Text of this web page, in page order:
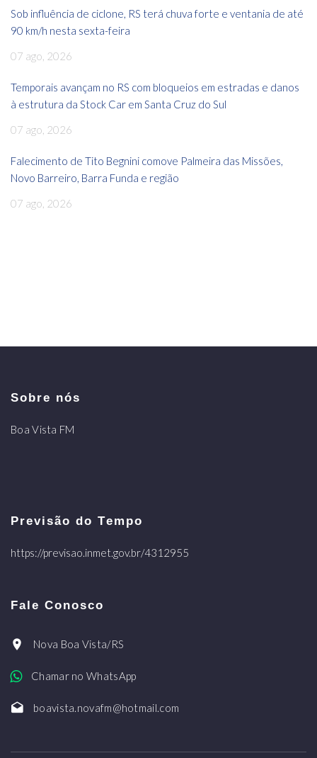
Sob influência de ciclone, RS terá chuva forte e ventania de até
90 km/h nesta sexta-feira
07 ago, 2026
Temporais avançam no RS com bloqueios em estradas e danos
à estrutura da Stock Car em Santa Cruz do Sul
07 ago, 2026
Falecimento de Tito Begnini comove Palmeira das Missões,
Novo Barreiro, Barra Funda e região
07 ago, 2026
Sobre nós
Boa Vista FM
Previsão do Tempo
https://previsao.inmet.gov.br/4312955
Fale Conosco
Nova Boa Vista/RS
Chamar no WhatsApp
boavista.novafm@hotmail.com